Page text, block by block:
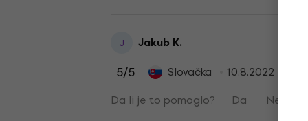
J Jakub K.
5/5 Slovačka
10.8.2022
Da li je to pomoglo?
Da Ne